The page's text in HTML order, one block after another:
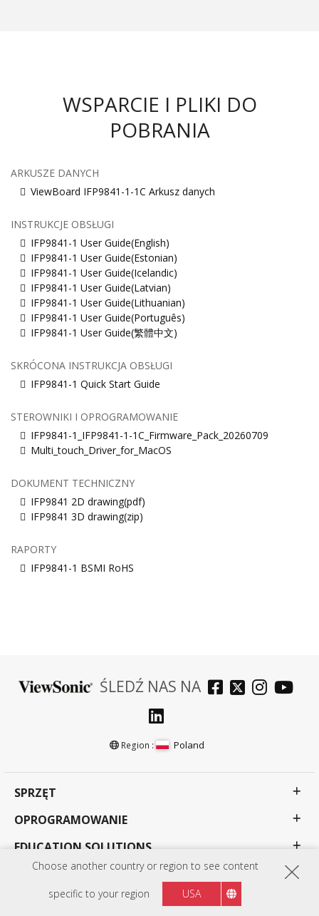
Choose another country or region to see content
specific to your region USA
WSPARCIE I PLIKI DO
POBRANIA
ARKUSZE DANYCH
ViewBoard IFP9841-1-1C Arkusz danych
INSTRUKCJE OBSŁUGI
IFP9841-1 User Guide(English)
IFP9841-1 User Guide(Estonian)
IFP9841-1 User Guide(Icelandic)
IFP9841-1 User Guide(Latvian)
IFP9841-1 User Guide(Lithuanian)
IFP9841-1 User Guide(Português)
IFP9841-1 User Guide(繁體中文)
SKRÓCONA INSTRUKCJA OBSŁUGI
IFP9841-1 Quick Start Guide
STEROWNIKI I OPROGRAMOWANIE
IFP9841-1_IFP9841-1-1C_Firmware_Pack_20260709
Multi_touch_Driver_for_MacOS
DOKUMENT TECHNICZNY
IFP9841 2D drawing(pdf)
IFP9841 3D drawing(zip)
RAPORTY
IFP9841-1 BSMI RoHS
ŚLEDŹ NAS NA
Region : Poland
SPRZĘT
OPROGRAMOWANIE
EDUCATION SOLUTIONS
BUSINESS SOLUTIONS
CONSUMER SOLUTIONS